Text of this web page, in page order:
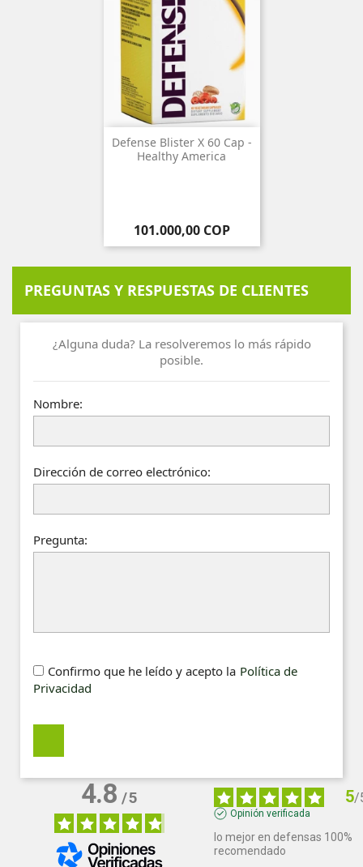
Defense Blister X 60 Cap -
Healthy America
Precio
101.000,00 COP
PREGUNTAS Y RESPUESTAS DE CLIENTES
¿Alguna duda? La resolveremos lo más rápido
posible.
Nombre:
Dirección de correo electrónico:
Pregunta:
Confirmo que he leído y acepto la Política de
Privacidad
4.8/5 5/
Opinión verificada
lo mejor en defensas 100%
recomendado